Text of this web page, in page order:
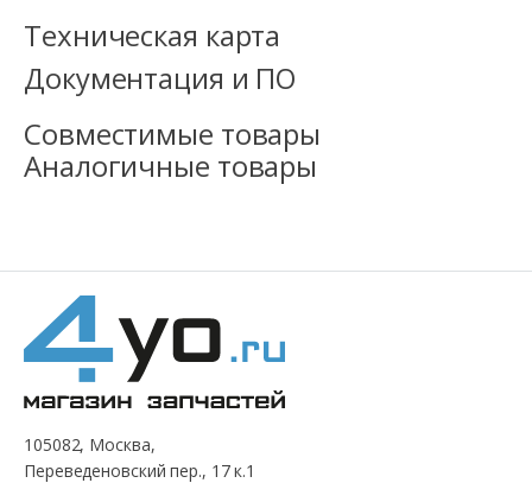
Техническая карта
Документация и ПО
Совместимые товары
Аналогичные товары
105082, Москва,
Переведеновский пер., 17 к.1